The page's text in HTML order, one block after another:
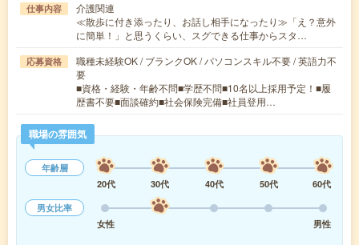
仕事内容
介護関連
≪散歩に付き添ったり、お話し相手になったり≫「え？意外
に簡単！」と思うくらい、スグできる仕事からスタ…
応募資格
職種未経験OK / ブランクOK / パソコンスキル不要 / 英語力不
要
■資格・経験・年齢不問■学歴不問■10名以上採用予定！■履
歴書不要■面談確約■社会保険完備■社員登用…
職場の雰囲気
年齢層
20代
30代 40代 50代
60代
男女比率
女性
男性